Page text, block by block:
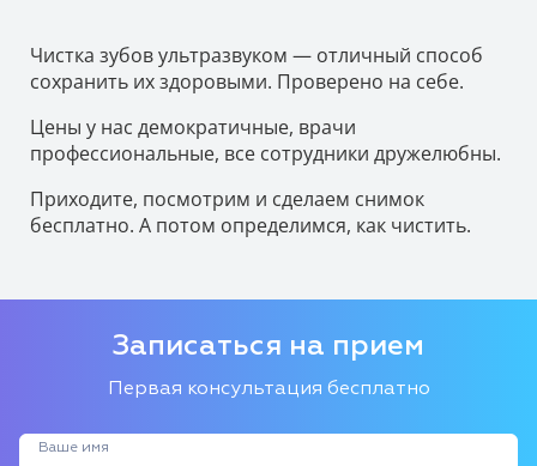
Чистка зубов ультразвуком — отличный способ
сохранить их здоровыми. Проверено на себе.
Цены у нас демократичные, врачи
профессиональные, все сотрудники дружелюбны.
Приходите, посмотрим и сделаем снимок
бесплатно. А потом определимся, как чистить.
Записаться на прием
Первая консультация бесплатно
Ваше имя